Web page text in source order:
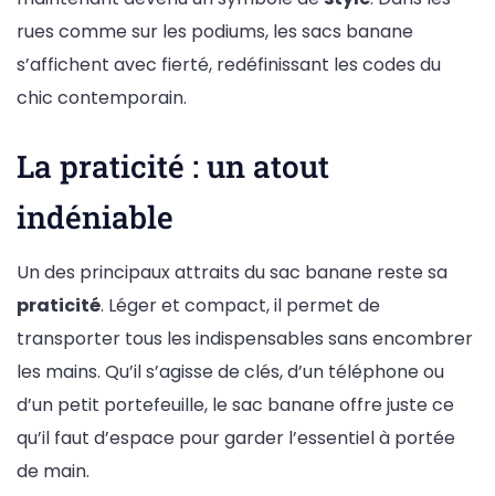
rues comme sur les podiums, les sacs banane
s’affichent avec fierté, redéfinissant les codes du
chic contemporain.
La praticité : un atout
indéniable
Un des principaux attraits du sac banane reste sa
praticité. Léger et compact, il permet de
transporter tous les indispensables sans encombrer
les mains. Qu’il s’agisse de clés, d’un téléphone ou
d’un petit portefeuille, le sac banane offre juste ce
qu’il faut d’espace pour garder l’essentiel à portée
de main.